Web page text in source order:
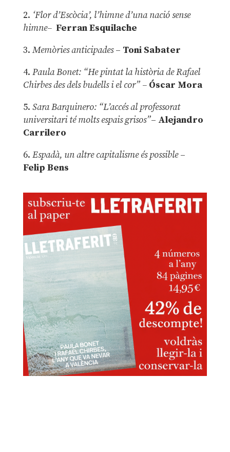
2. ‘Flor d’Escòcia’, l’himne d’una nació sense
himne– Ferran Esquilache
3. Memòries anticipades– Toni Sabater
4. Paula Bonet: “He pintat la història de Rafael
Chirbes des dels budells i el cor” –Óscar Mora
5. Sara Barquinero: “L’accés al professorat
universitari té molts espais grisos”– Alejandro
Carrilero
6. Espadà, un altre capitalisme és possible –
Felip Bens